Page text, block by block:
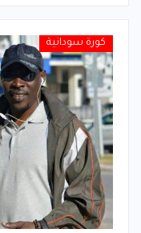
كورة سودانية